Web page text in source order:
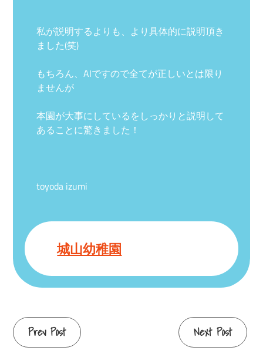
私が説明するよりも、より具体的に説明頂き
ました(笑)
もちろん、AIですので全てが正しいとは限り
ませんが
本園が大事にしているをしっかりと説明して
あることに驚きました！
toyoda izumi
城山幼稚園
Continue
Prev Post Next Post